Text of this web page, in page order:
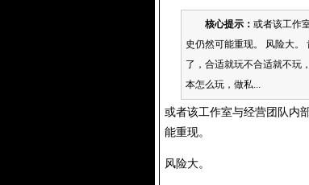
核心提示： 或者该工作
史仍然可能重现。 风险大
了，合适就玩不合适就不玩
本怎么玩，做私...
或者该工作室与经营团队内
能重现。
风险大。